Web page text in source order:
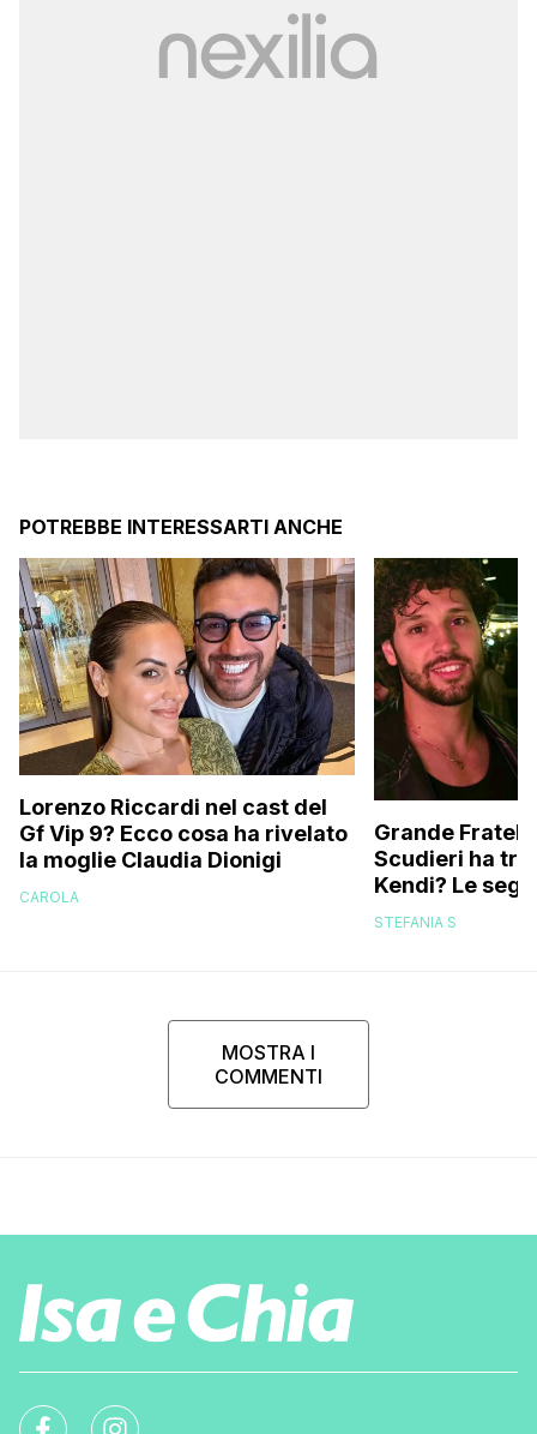
POTREBBE INTERESSARTI ANCHE
Lorenzo Riccardi nel cast del
Gf Vip 9? Ecco cosa ha rivelato
la moglie Claudia Dionigi
CAROLA
Grande
Scudieri ha
Kendi? Le
replica dell’ex
STEFANIA S
MOSTRA I
COMMENTI